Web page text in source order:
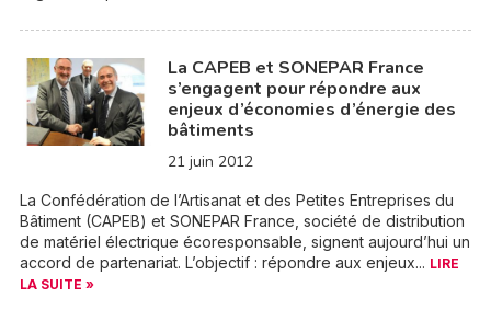
La CAPEB et SONEPAR France
s’engagent pour répondre aux
enjeux d’économies d’énergie des
bâtiments
21 juin 2012
La Confédération de l’Artisanat et des Petites Entreprises du
Bâtiment (CAPEB) et SONEPAR France, société de distribution
de matériel électrique écoresponsable, signent aujourd’hui un
accord de partenariat. L’objectif : répondre aux enjeux... LIRE
LA SUITE »